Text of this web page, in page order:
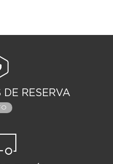
DE RESERVA